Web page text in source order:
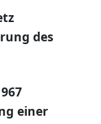
des
einer